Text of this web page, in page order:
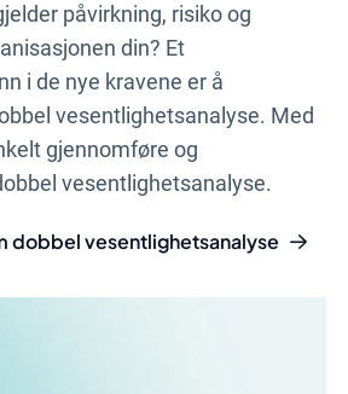
påvirkning, risiko og
din? Et
i de nye kravene er å
vesentlighetsanalyse. Med
gjennomføre og
vesentlighetsanalyse.
dobbel vesentlighetsanalyse